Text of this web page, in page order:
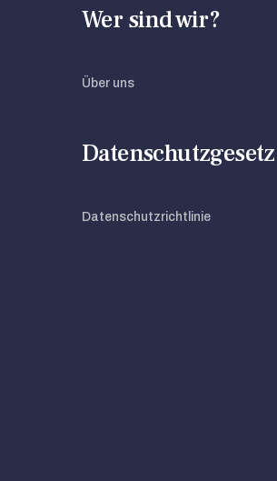
Wer sind wir?
Über uns
Datenschutzgesetz
Datenschutzrichtlinie